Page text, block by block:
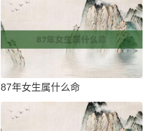
87年女生属什么命